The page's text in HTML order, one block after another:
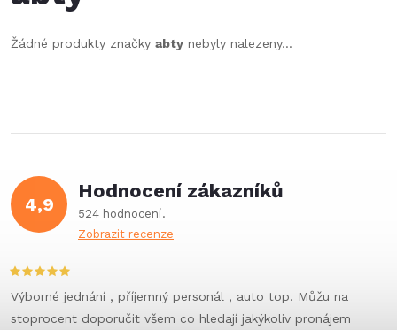
Žádné produkty značky abty nebyly nalezeny...
4,9
Hodnocení zákazníků
524 hodnocení
Zobrazit recenze
Výborné jednání , příjemný personál , auto top. Můžu na
stoprocent doporučit všem co hledají jakýkoliv pronájem